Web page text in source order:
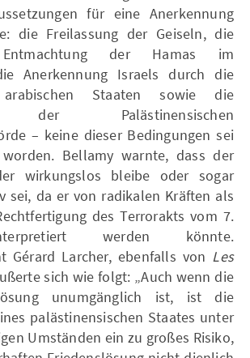
für eine Anerkennung
die Freilassung der Geiseln, die
Entmachtung der Hamas im
Anerkennung Israels durch die
arabischen Staaten sowie die
der Palästinensischen
– keine dieser Bedingungen sei
Bellamy warnte, dass der
wirkungslos bleibe oder sogar
sei, da er von radikalen Kräften als
des Terrorakts vom 7.
werden könnte.
Gérard Larcher, ebenfalls von Les
sich wie folgt: „Auch wenn die
unumgänglich ist, ist die
palästinensischen Staates unter
Umständen ein zu großes Risiko,